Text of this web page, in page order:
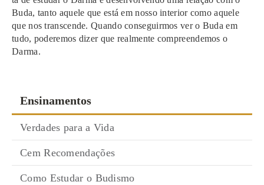
Buda, tanto aque­le que está em nosso inte­rior como aque­le
que nos trans­cen­de. Quando con­se­guir­mos ver o Buda em
tudo, pode­re­mos dizer que real­men­te com­preen­de­mos o
Darma.
Ensinamentos
Verdades para a Vida
Cem Recomendações
Como Estudar o Budismo